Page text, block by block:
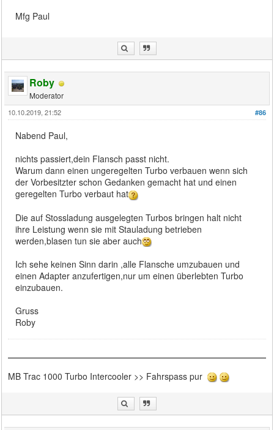
Mfg Paul
Roby
Moderator
#86
10.10.2019, 21:52
Nabend Paul,
nichts passiert,dein Flansch passt nicht.
Warum dann einen ungeregelten Turbo verbauen wenn sich
der Vorbesitzter schon Gedanken gemacht hat und einen
geregelten Turbo verbaut hat
Die auf Stossladung ausgelegten Turbos bringen halt nicht
ihre Leistung wenn sie mit Stauladung betrieben
werden,blasen tun sie aber auch
Ich sehe keinen Sinn darin ,alle Flansche umzubauen und
einen Adapter anzufertigen,nur um einen überlebten Turbo
einzubauen.
Gruss
Roby
MB Trac 1000 Turbo Intercooler >> Fahrspass pur